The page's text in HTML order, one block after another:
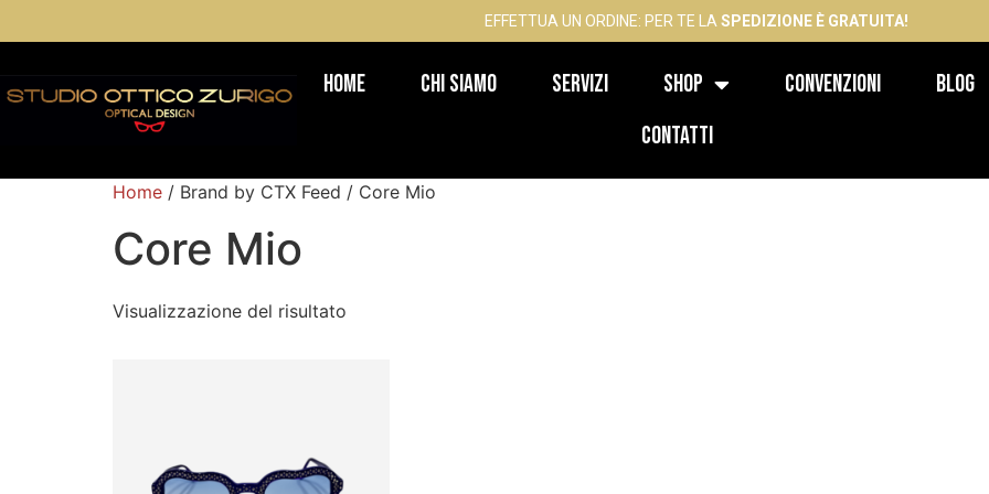
EFFETTUA UN ORDINE: PER TE LASPEDIZIONE È GRATUITA!
Home Chi Siamo Servizi Shop Convenzioni
Blog
Contatti
Home / Brand by CTX Feed / Core Mio
Core Mio
Visualizzazione del risultato